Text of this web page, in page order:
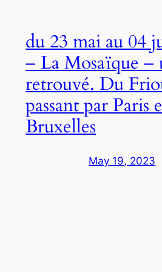
du 23 mai au 04
– La Mosaïque –
retrouvé. Du
passant par Paris
Bruxelles
May 19, 2023